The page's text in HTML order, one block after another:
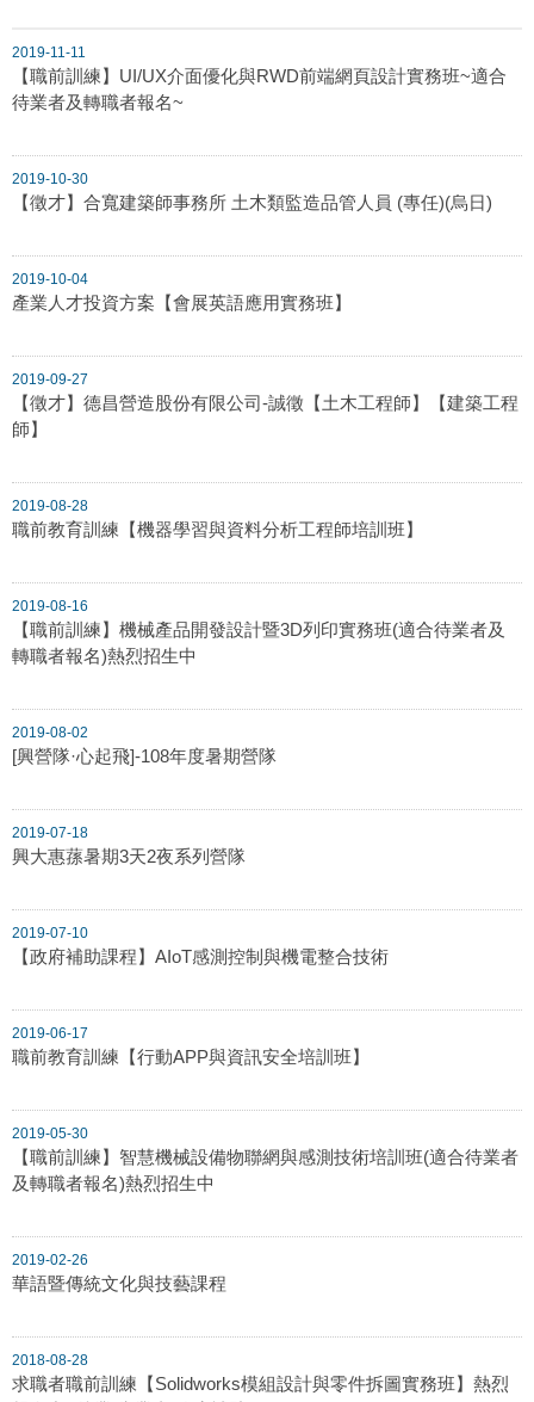
2019-11-11
【職前訓練】UI/UX介面優化與RWD前端網頁設計實務班~適合
待業者及轉職者報名~
2019-10-30
【徵才】合寬建築師事務所 土木類監造品管人員 (專任)(烏日)
2019-10-04
產業人才投資方案【會展英語應用實務班】
2019-09-27
【徵才】德昌營造股份有限公司-誠徵【土木工程師】【建築工程
師】
2019-08-28
職前教育訓練【機器學習與資料分析工程師培訓班】
2019-08-16
【職前訓練】機械產品開發設計暨3D列印實務班(適合待業者及
轉職者報名)熱烈招生中
2019-08-02
[興營隊·心起飛]-108年度暑期營隊
2019-07-18
興大惠蓀暑期3天2夜系列營隊
2019-07-10
【政府補助課程】AIoT感測控制與機電整合技術
2019-06-17
職前教育訓練【行動APP與資訊安全培訓班】
2019-05-30
【職前訓練】智慧機械設備物聯網與感測技術培訓班(適合待業者
及轉職者報名)熱烈招生中
2019-02-26
華語暨傳統文化與技藝課程
2018-08-28
求職者職前訓練【Solidworks模組設計與零件拆圖實務班】熱烈